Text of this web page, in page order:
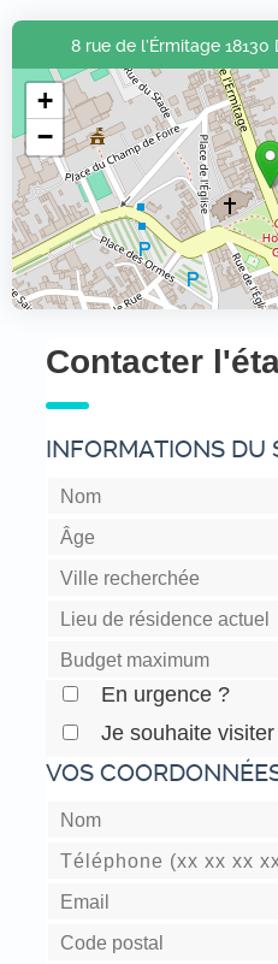
8 rue de l’Érmitage 18130
+
−
Contacter
INFORMATIONS DU
En urgence ?
Je souhaite visiter
VOS